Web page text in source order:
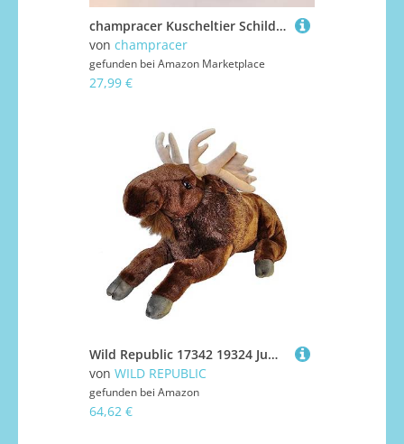
champracer Kuscheltier Schildkröte Süße Schildkröte Plüschtier Flauschiges Schildkröte Stofftier zum Kuscheln & Spielen Dekokissen für kuschelecke Kinderzimmer Schlafzimmer Deko (55cm)
von champracer
gefunden bei Amazon Marketplace
27,99 €
Wild Republic 17342 19324 Jumbo Plüsch Elch, großes Kuscheltier, Plüschtier, Cuddlekins, 76 cm, 30"
von WILD REPUBLIC
gefunden bei Amazon
64,62 €